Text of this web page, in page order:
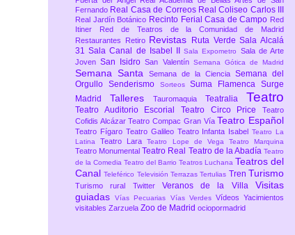
Fernando Real Casa de Correos Real Coliseo Carlos III
Real Jardín Botánico Recinto Ferial Casa de Campo Red
Itiner
Red de Teatros de la Comunidad de Madrid
Restaurantes
Retiro Revistas Ruta VerdeSala Alcalá
31Sala Canal de Isabel IISala Expometro Sala de Arte
JovenSan IsidroSan Valentín Semana Gótica de Madrid
Semana Santa Semana de la Ciencia Semana del
Orgullo Senderismo SorteosSuma FlamencaSurge
Madrid Talleres Tauromaquia Teatralia Teatro
Teatro Auditorio Escorial Teatro Circo Price Teatro
Cofidis AlcázarTeatro Compac Gran Vía Teatro Español
Teatro Fígaro Teatro Galileo Teatro Infanta IsabelTeatro La
Latina Teatro LaraTeatro Lope de Vega Teatro Marquina
Teatro Monumental Teatro Real Teatro de la Abadía Teatro
de la Comedia Teatro del Barrio Teatros Luchana Teatros del
CanalTeleférico TelevisiónTerrazasTertulias Tren Turismo
Turismo rural Twitter Veranos de la VillaVisitas
guiadasVías Pecuarias Vías Verdes VídeosYacimientos
visitables Zarzuela Zoo de Madrid ociopormadrid